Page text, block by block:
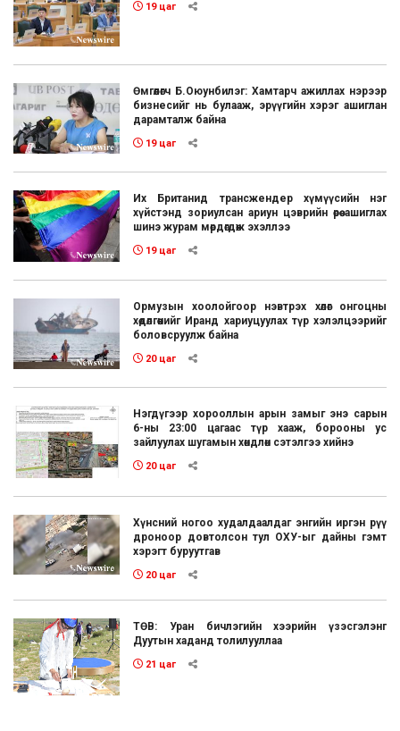
19 цаг
Өмгөөлөгч Б.Оюунбилэг: Хамтарч ажиллах нэрээр
бизнесийг нь булааж, эрүүгийн хэрэг ашиглан
дарамталж байна
19 цаг
Их Британид трансжендер хүмүүсийн нэг
хүйстэнд зориулсан ариун цэврийн өрөө ашиглах
шинэ журам мөрдөгдөж эхэллээ
19 цаг
Ормузын хоолойгоор нэвтрэх хөлөг онгоцны
хөдөлгөөнийг Иранд хариуцуулах түр хэлэлцээрийг
боловсруулж байна
20 цаг
Нэгдүгээр хорооллын арын замыг энэ сарын
6-ны 23:00 цагаас түр хааж, борооны ус
зайлуулах шугамын хөндлөн сэтэлгээ хийнэ
20 цаг
Хүнсний ногоо худалдаалдаг энгийн иргэн рүү
дроноор довтолсон тул ОХУ-ыг дайны гэмт
хэрэгт буруутгав
20 цаг
ТӨВ: Уран бичлэгийн хээрийн үзэсгэлэнг
Дуутын хаданд толилууллаа
21 цаг